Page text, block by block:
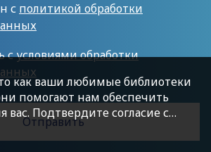
с политикой обработки
сусловиями обработки
как ваши любимые библиотеки
помогают нам обеспечить
Подтвердите согласие с
нажав
чтобы продолжить.